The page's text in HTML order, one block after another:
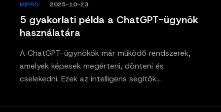
5 gyakorlati példa a ChatGPT-ügynök
használatára
MIPRO 2025-10-23
A ChatGPT-ügynökök már működő rendszerek,
amelyek képesek megérteni, dönteni és
cselekedni. Ezek az intelligens segítők…